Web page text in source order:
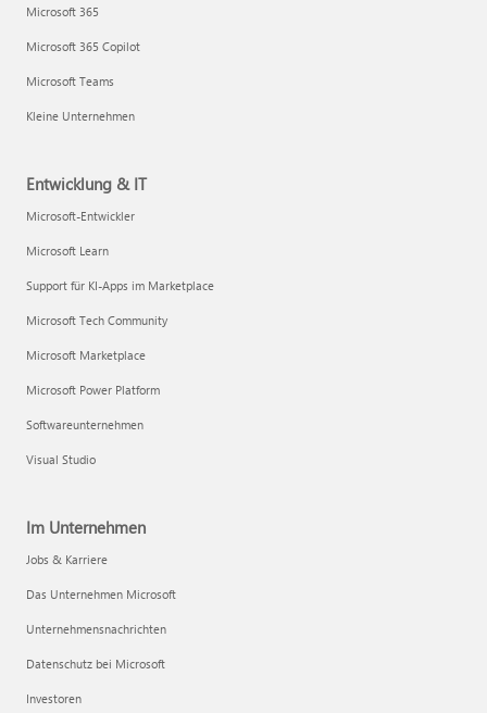
Microsoft 365
Microsoft 365 Copilot
Microsoft Teams
Kleine Unternehmen
Entwicklung & IT
Microsoft-Entwickler
Microsoft Learn
Support für KI-Apps im Marketplace
Microsoft Tech Community
Microsoft Marketplace
Microsoft Power Platform
Softwareunternehmen
Visual Studio
Im Unternehmen
Jobs & Karriere
Das Unternehmen Microsoft
Unternehmensnachrichten
Datenschutz bei Microsoft
Investoren